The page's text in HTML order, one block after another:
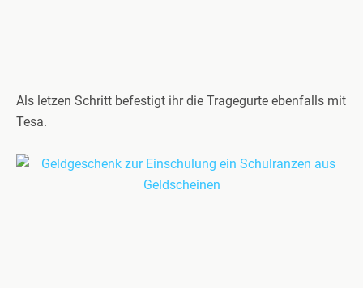
Als letzen Schritt befestigt ihr die Tragegurte ebenfalls mit
Tesa.